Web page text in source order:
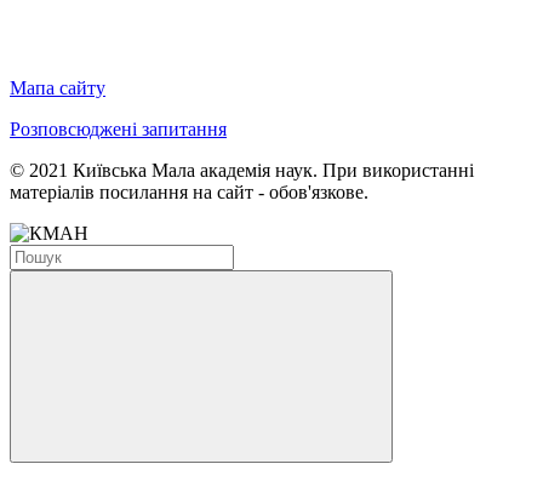
Мапа сайту
Розповсюджені запитання
© 2021 Київська Мала академія наук. При використанні
матеріалів посилання на сайт - обов'язкове.